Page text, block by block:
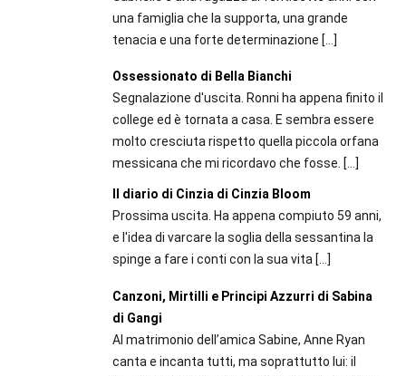
una famiglia che la supporta, una grande
tenacia e una forte determinazione […]
Ossessionato di Bella Bianchi
Segnalazione d'uscita. Ronni ha appena finito il
college ed è tornata a casa. E sembra essere
molto cresciuta rispetto quella piccola orfana
messicana che mi ricordavo che fosse. […]
Il diario di Cinzia di Cinzia Bloom
Prossima uscita. Ha appena compiuto 59 anni,
e l'idea di varcare la soglia della sessantina la
spinge a fare i conti con la sua vita[…]
Canzoni, Mirtilli e Principi Azzurri di Sabina
di Gangi
Al matrimonio dell’amica Sabine, Anne Ryan
canta e incanta tutti, ma soprattutto lui: il